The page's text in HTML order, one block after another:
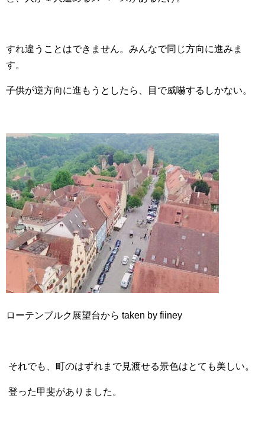
すれ違うことはできません。みんなで同じ方向に進みま
す。
子供が逆方向に進もうとしたら、目で威嚇するしかない。
ローテンブルク展望台から taken by fiiney
それでも、町のはずれまで見渡せる景色はとても美しい。
登った甲斐がありました。